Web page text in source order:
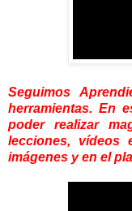
Seguimos
herramientas. En
poder realizar
lecciones, vídeos
imágenes y en el